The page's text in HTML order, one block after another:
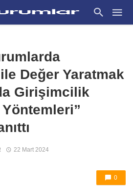
Değer Yaratmak
Girişimcilik
22 Mart 2024
0